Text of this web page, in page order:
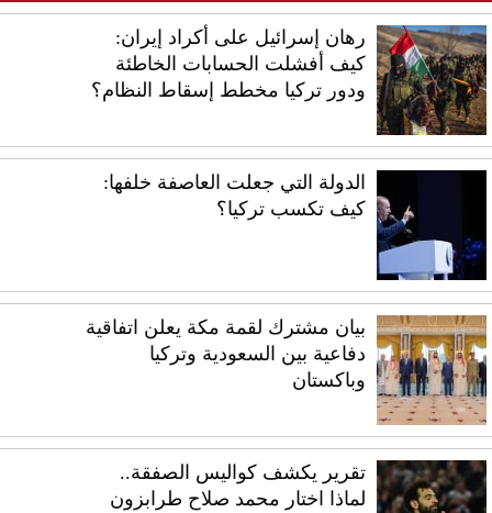
رهان إسرائيل على أكراد إيران:
كيف أفشلت الحسابات الخاطئة
ودور تركيا مخطط إسقاط النظام؟
الدولة التي جعلت العاصفة خلفها:
كيف تكسب تركيا؟
بيان مشترك لقمة مكة يعلن اتفاقية
دفاعية بين السعودية وتركيا
وباكستان
تقرير يكشف كواليس الصفقة..
لماذا اختار محمد صلاح طرابزون